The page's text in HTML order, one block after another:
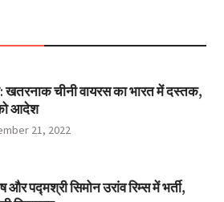
खतरनाक चीनी वायरस का भारत में दस्तक,
आदेश
21, 2022
पद्मश्री सिमोन उरांव रिम्स में भर्ती,